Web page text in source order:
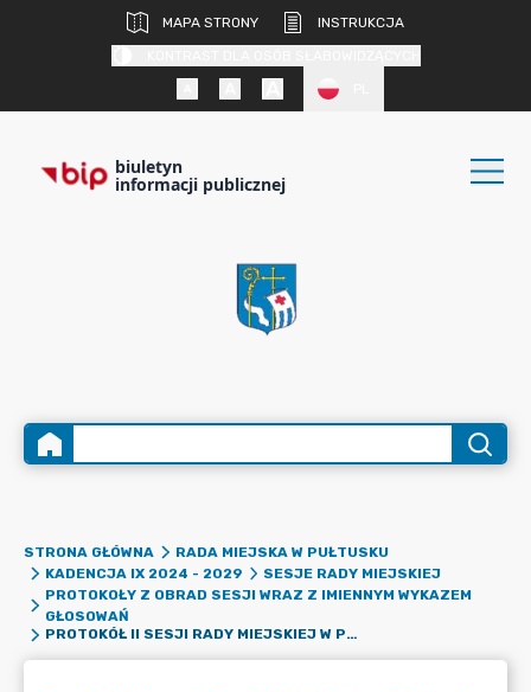
MAPA STRONY
INSTRUKCJA
biuletyn
informacji publicznej
STRONA GŁÓWNA
RADA MIEJSKA W PUŁTUSKU
KADENCJA IX 2024 - 2029
SESJE RADY MIEJSKIEJ
PROTOKOŁY Z OBRAD SESJI WRAZ Z IMIENNYM WYKAZEM
GŁOSOWAŃ
PROTOKÓŁ II SESJI RADY MIEJSKIEJ W PUŁTUSKU W DN. 16 MAJA 2024 R.